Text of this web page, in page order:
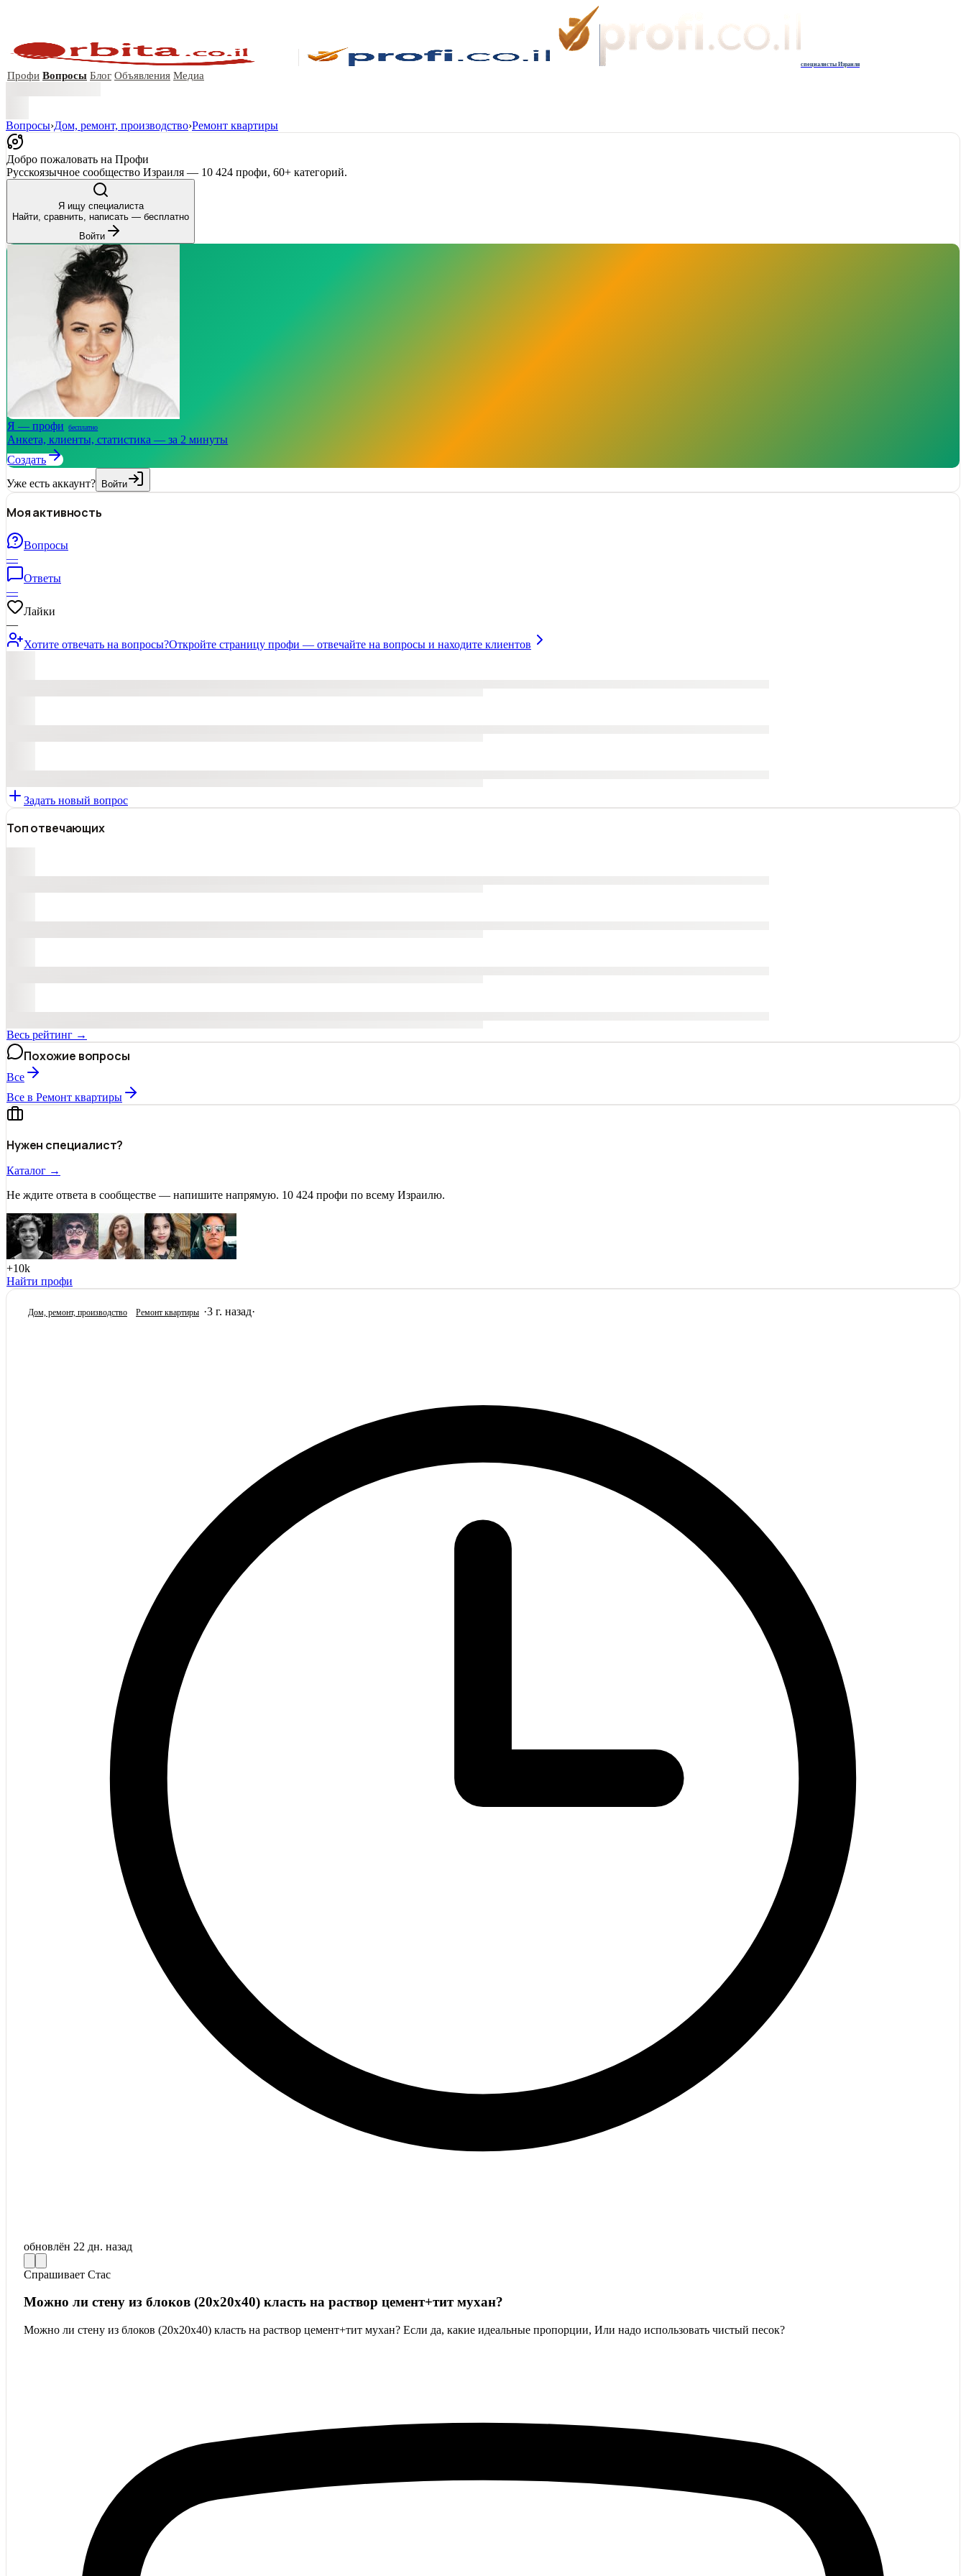
специалисты Израиля
Профи Вопросы Блог Объявления Медиа
Вопросы›Дом, ремонт, производство›Ремонт квартиры
Добро пожаловать на Профи
Русскоязычное сообщество Израиля — 10 424 профи, 60+ категорий.
Я ищу специалиста
Найти, сравнить, написать — бесплатно
Войти
Я — профи бесплатно
Анкета, клиенты, статистика — за 2 минуты
Создать
Уже есть аккаунт? Войти
Моя активность
Вопросы
—
Ответы
—
Лайки
—
Хотите отвечать на вопросы?Откройте страницу профи — отвечайте на вопросы и находите клиентов
Задать новый вопрос
Топ отвечающих
Весь рейтинг →
Похожие вопросы
Все
Все в Ремонт квартиры
Нужен специалист?
Каталог →
Не ждите ответа в сообществе — напишите напрямую. 10 424 профи по всему Израилю.
+10k
Найти профи
Дом, ремонт, производство Ремонт квартиры ·3 г. назад·
обновлён 22 дн. назад
Спрашивает Стас
Можно ли стену из блоков (20х20х40) класть на раствор цемент+тит мухан?
Можно ли стену из блоков (20х20х40) класть на раствор цемент+тит мухан? Если да, какие идеальные пропорции, Или надо использовать чистый песок?